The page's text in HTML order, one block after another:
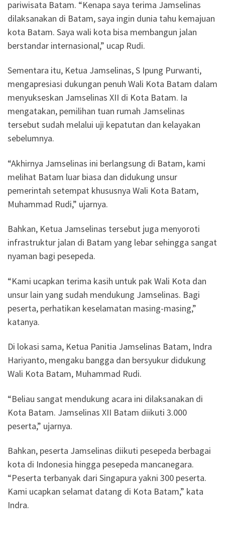
pariwisata Batam. “Kenapa saya terima Jamselinas
dilaksanakan di Batam, saya ingin dunia tahu kemajuan
kota Batam. Saya wali kota bisa membangun jalan
berstandar internasional,” ucap Rudi.
Sementara itu, Ketua Jamselinas, S Ipung Purwanti,
mengapresiasi dukungan penuh Wali Kota Batam dalam
menyukseskan Jamselinas XII di Kota Batam. Ia
mengatakan, pemilihan tuan rumah Jamselinas
tersebut sudah melalui uji kepatutan dan kelayakan
sebelumnya.
“Akhirnya Jamselinas ini berlangsung di Batam, kami
melihat Batam luar biasa dan didukung unsur
pemerintah setempat khususnya Wali Kota Batam,
Muhammad Rudi,” ujarnya.
Bahkan, Ketua Jamselinas tersebut juga menyoroti
infrastruktur jalan di Batam yang lebar sehingga sangat
nyaman bagi pesepeda.
“Kami ucapkan terima kasih untuk pak Wali Kota dan
unsur lain yang sudah mendukung Jamselinas. Bagi
peserta, perhatikan keselamatan masing-masing,”
katanya.
Di lokasi sama, Ketua Panitia Jamselinas Batam, Indra
Hariyanto, mengaku bangga dan bersyukur didukung
Wali Kota Batam, Muhammad Rudi.
“Beliau sangat mendukung acara ini dilaksanakan di
Kota Batam. Jamselinas XII Batam diikuti 3.000
peserta,” ujarnya.
Bahkan, peserta Jamselinas diikuti pesepeda berbagai
kota di Indonesia hingga pesepeda mancanegara.
“Peserta terbanyak dari Singapura yakni 300 peserta.
Kami ucapkan selamat datang di Kota Batam,” kata
Indra.